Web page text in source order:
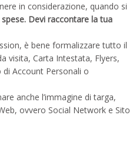
in considerazione, quando si
Devi raccontare la tua
è bene formalizzare tutto il
visita, Carta Intestata, Flyers,
Account Personali o
anche l’immagine di targa,
ovvero Social Network e Sito